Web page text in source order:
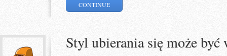
CONTINUE
Styl ubierania się może